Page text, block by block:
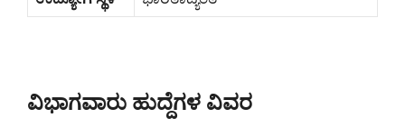
ವಿಭಾಗವಾರು ಹುದ್ದೆಗಳ ವಿವರ